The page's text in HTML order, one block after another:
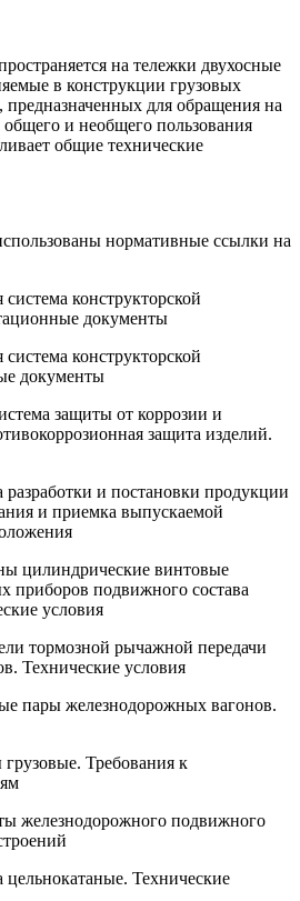
на тележки двухосные
в конструкции грузовых
предназначенных для обращения на
и необщего пользования
общие технические
нормативные ссылки на
конструкторской
документы
конструкторской
документы
защиты от коррозии и
защита изделий.
и постановки продукции
и приемка выпускаемой
цилиндрические винтовые
приборов подвижного состава
условия
тормозной рычажной передачи
Технические условия
пары железнодорожных вагонов.
Требования к
железнодорожного подвижного
Технические